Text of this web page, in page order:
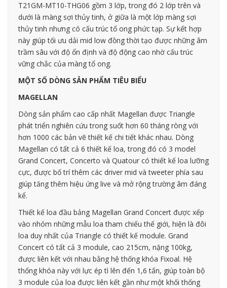
T21GM-MT10-THG06 gồm 3 lớp, trong đó 2 lớp trên và
dưới là màng sợi thủy tinh, ở giữa là một lớp màng sợi
thủy tinh nhưng có cấu trúc tổ ong phức tạp. Sự kết hợp
này giúp tối ưu dải mid low đồng thời tạo được những âm
trầm sâu với độ ổn định và độ động cao nhờ cấu trúc
vững chắc của màng tổ ong.
MỘT SỐ DÒNG SẢN PHẨM TIÊU BIỂU
MAGELLAN
Dòng sản phẩm cao cấp nhất Magellan được Triangle
phát triển nghiên cứu trong suốt hơn 60 tháng ròng với
hơn 1000 các bản vẽ thiết kế chi tiết khác nhau. Dòng
Magellan có tất cả 6 thiết kế loa, trong đó có 3 model
Grand Concert, Concerto và Quatour có thiết kế loa lưỡng
cực, được bố trí thêm các driver mid và tweeter phía sau
giúp tăng thêm hiệu ứng live và mở rộng trường âm đáng
kể.
Thiết kế loa đầu bảng Magellan Grand Concert được xếp
vào nhóm những mẫu loa tham chiếu thế giới, hiện là đôi
loa duy nhất của Triangle có thiết kế module. Grand
Concert có tất cả 3 module, cao 215cm, nặng 100kg,
được liên kết với nhau bằng hệ thống khóa Fixoal. Hệ
thống khóa này với lực ép tì lên đến 1,6 tấn, giúp toàn bộ
3 module của loa được liên kết gần như một khối thống